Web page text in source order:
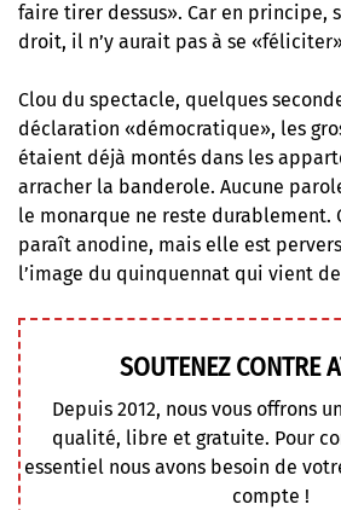
faire tirer dessus». Car en principe,
droit, il n’y aurait pas à se
Clou du spectacle, quelques
déclaration «démocratique», les
étaient déjà montés dans les
arracher la banderole. Aucune
le monarque ne reste durablement.
paraît anodine, mais elle est
l’image du quinquennat qui vient de
SOUTENEZ CONTRE
Depuis 2012, nous vous offrons
qualité, libre et gratuite. Pour
essentiel nous avons besoin de
compte !